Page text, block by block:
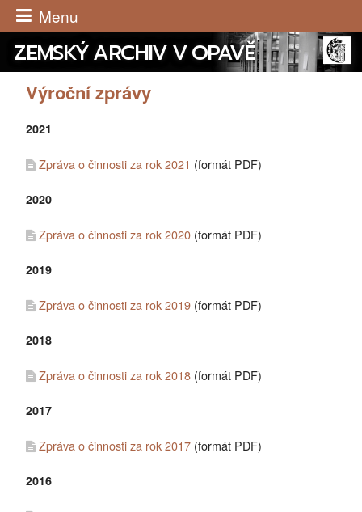
Menu
ZEMSKÝ ARCHIV V OPAVĚ
Výroční zprávy
2021
Zpráva o činnosti za rok 2021 (formát PDF)
2020
Zpráva o činnosti za rok 2020 (formát PDF)
2019
Zpráva o činnosti za rok 2019 (formát PDF)
2018
Zpráva o činnosti za rok 2018 (formát PDF)
2017
Zpráva o činnosti za rok 2017 (formát PDF)
2016